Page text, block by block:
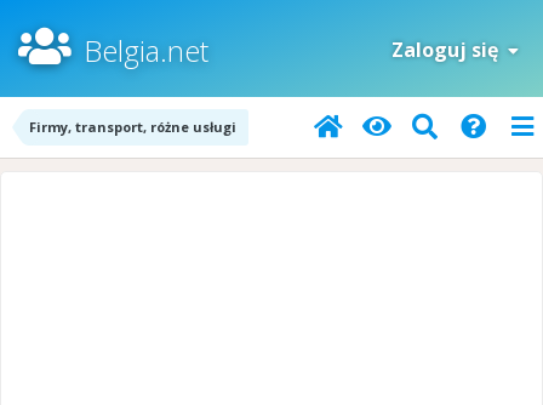
Belgia.net Zaloguj się
Firmy, transport, różne usługi